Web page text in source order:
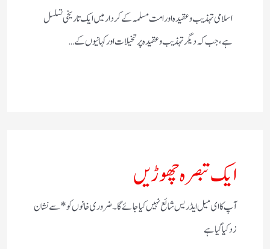
اسلامی تہذیب و عقیدہ اور امت مسلمہ کے کردار میں ایک تاریخی تسلسل
ہے، جب کہ دیگر تہذیب و عقیدہ پر تخیلات اور کہانیوں کے…
ایک تبصرہ چھوڑیں
آپ کا ای میل ایڈریس شائع نہیں کیا جائے گا۔ضروری خانوں کو*سے نشان
زد کیا گیا ہے